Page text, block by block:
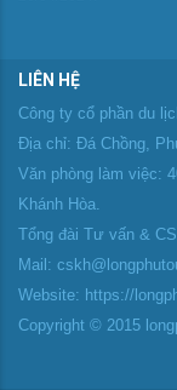
LIÊN HỆ
Công ty cổ phần du
Địa chỉ: Đá Chồng,
Văn phòng làm việc:
Khánh Hòa.
Tổng đài Tư vấn &
Mail:
Website: https://
Copyright © 2015